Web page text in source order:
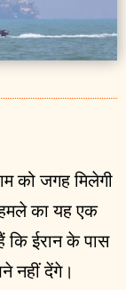
को जगह मिलेगी
का यह एक
ईरान के पास
नहीं देंगे।